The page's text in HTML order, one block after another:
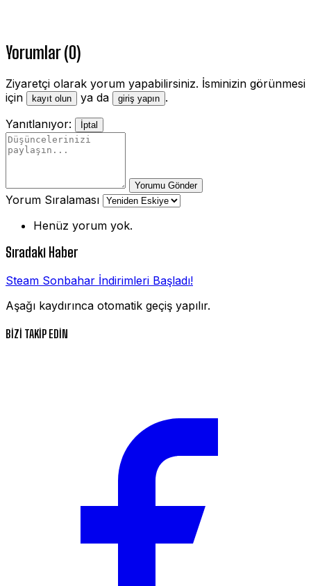
Yorumlar (0)
Ziyaretçi olarak yorum yapabilirsiniz. İsminizin görünmesi
için
kayıt olun ya da giriş yapın .
Yanıtlanıyor:
İptal
Yorumu Gönder
Yorum Sıralaması
Henüz yorum yok.
Sıradaki Haber
Steam Sonbahar İndirimleri Başladı!
Aşağı kaydırınca otomatik geçiş yapılır.
BİZİ TAKİP EDİN